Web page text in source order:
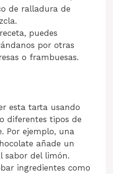
de ralladura de
puedes
por otras
o frambuesas.
esta tarta usando
diferentes tipos de
Por ejemplo, una
añade un
sabor del limón.
ingredientes como